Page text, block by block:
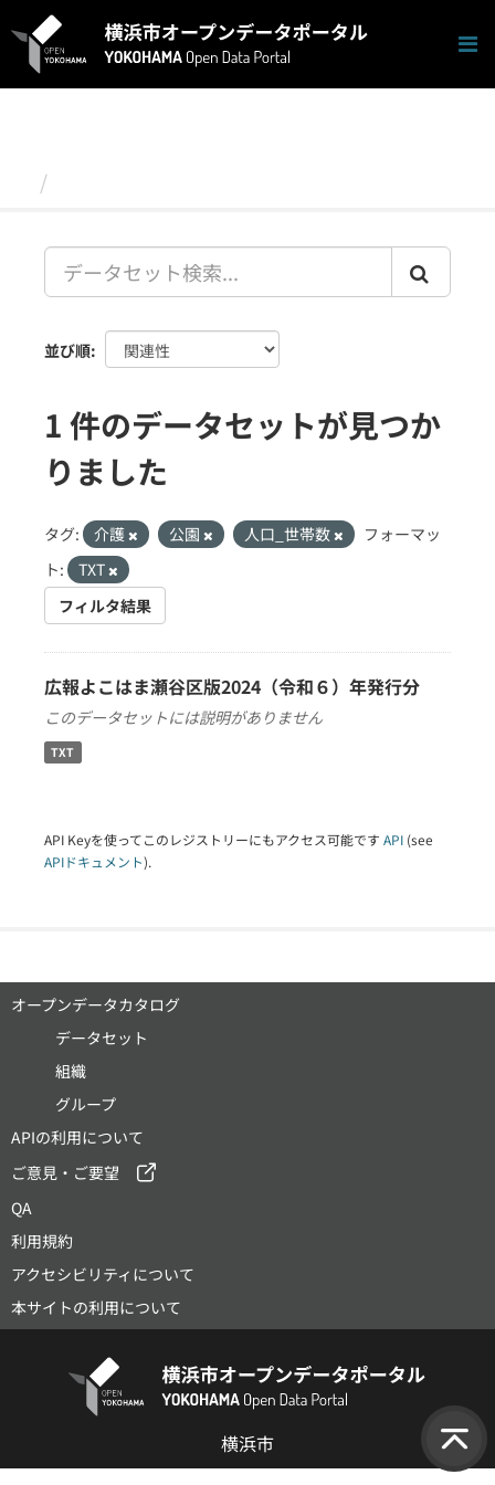
キ
並び順
1 件のデータセットが見つか
りました
タグ: 介護 公園 人口_世帯数
フォーマッ
ト:
TXT
フィルタ結果
広報よこはま瀬谷区版2024（令和６）年発行分
このデータセットには説明がありません
TXT
API Keyを使ってこのレジストリーにもアクセス可能です API (see
APIドキュメント).
オープンデータカタログ
データセット
組織
グループ
APIの利用について
ご意見・ご要望
QA
利用規約
アクセシビリティについて
本サイトの利用について
横浜市